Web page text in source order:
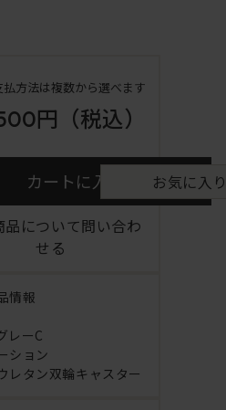
払方法は複数から選べます
円 （税込）
カートに入れる お気に入
品について問い合わ
せる
情報
レーC
ション
レタン双輪キャスター